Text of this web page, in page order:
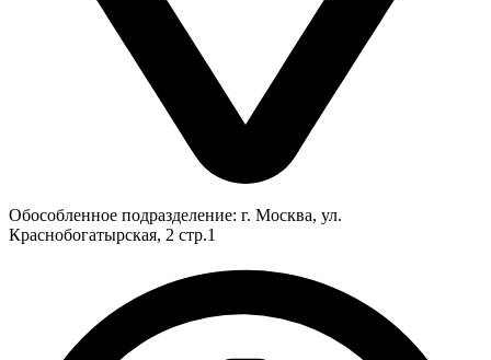
Обособленное подразделение: г. Москва, ул.
Краснобогатырская, 2 стр.1